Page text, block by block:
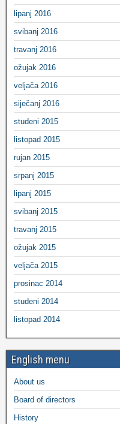
lipanj 2016
svibanj 2016
travanj 2016
ožujak 2016
veljača 2016
siječanj 2016
studeni 2015
listopad 2015
rujan 2015
srpanj 2015
lipanj 2015
svibanj 2015
travanj 2015
ožujak 2015
veljača 2015
prosinac 2014
studeni 2014
listopad 2014
English menu
About us
Board of directors
History